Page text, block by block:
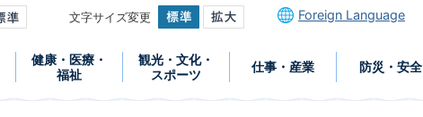
文字サイズ変更 Foreign Language
健康・医療・
福祉
観光・文化・
スポーツ
仕事・産業 防災・安全